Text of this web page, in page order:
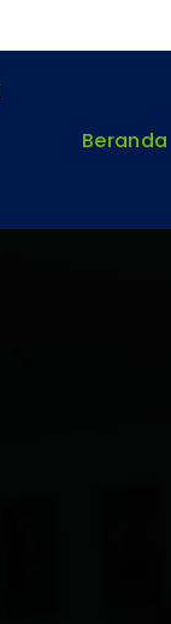
Beranda